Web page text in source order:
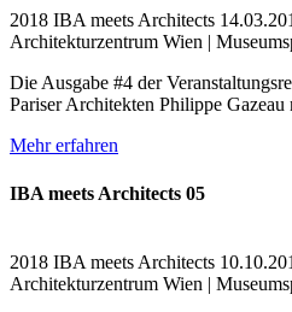
2018 IBA meets Architects
Architekturzentrum Wien |
Die Ausgabe #4 der
Pariser Architekten Philippe Gazeau
Mehr erfahren
IBA meets Architects 05
2018 IBA meets Architects
Architekturzentrum Wien |